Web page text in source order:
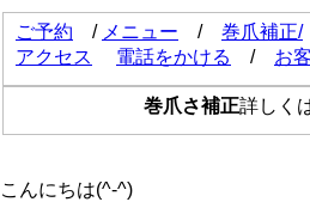
ご予約 / メニュー / 巻爪補正/
アクセス
電話をかける / お
巻爪さ補正詳しく
こんにちは(^-^)